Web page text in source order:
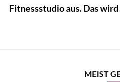
Fitnessstudio aus. Das
MEIST